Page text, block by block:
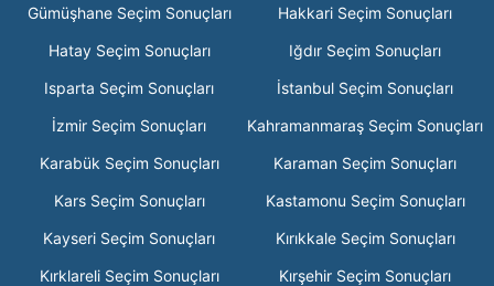
Gümüşhane Seçim Sonuçları
Hakkari Seçim Sonuçları
Hatay Seçim Sonuçları
Iğdır Seçim Sonuçları
Isparta Seçim Sonuçları
İstanbul Seçim Sonuçları
İzmir Seçim Sonuçları
Kahramanmaraş Seçim Sonuçları
Karabük Seçim Sonuçları
Karaman Seçim Sonuçları
Kars Seçim Sonuçları
Kastamonu Seçim Sonuçları
Kayseri Seçim Sonuçları
Kırıkkale Seçim Sonuçları
Kırklareli Seçim Sonuçları
Kırşehir Seçim Sonuçları